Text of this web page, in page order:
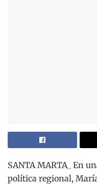
SANTA MARTA_ En
política regional,